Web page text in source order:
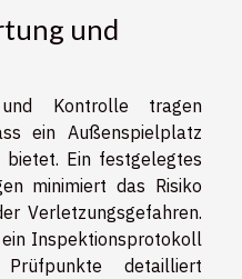
und
Kontrolle tragen
ein Außenspielplatz
Ein festgelegtes
minimiert das Risiko
Verletzungsgefahren.
Inspektionsprotokoll
detailliert